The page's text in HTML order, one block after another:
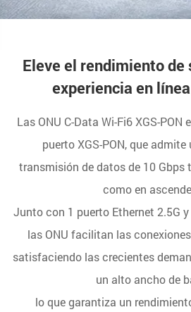
Eleve el rendimiento de
experiencia en
Las ONU C-Data Wi-Fi6 XGS-PON
puerto XGS-PON, que
transmisión de datos de 10 Gbps
como en
Junto con 1 puerto Ethernet 2.5G
las ONU facilitan las
satisfaciendo las crecientes
un alto ancho de
lo que garantiza un